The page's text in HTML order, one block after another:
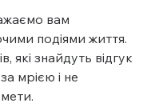
вам
подіями життя.
які знайдуть відгук
мрією і не